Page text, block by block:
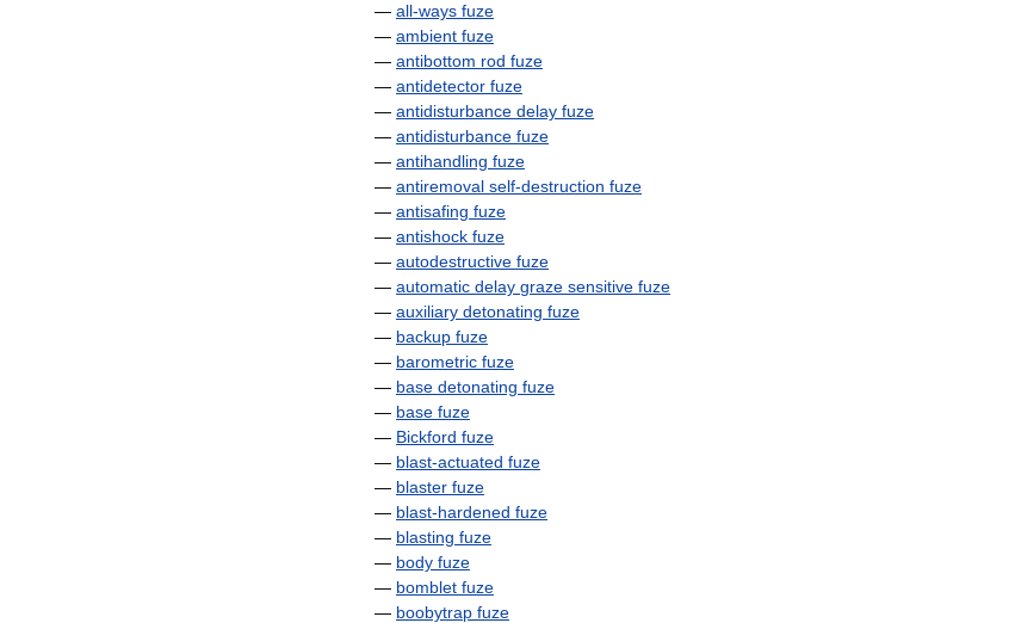
— all-ways fuze
— ambient fuze
— antibottom rod fuze
— antidetector fuze
— antidisturbance delay fuze
— antidisturbance fuze
— antihandling fuze
— antiremoval self-destruction fuze
— antisafing fuze
— antishock fuze
— autodestructive fuze
— automatic delay graze sensitive fuze
— auxiliary detonating fuze
— backup fuze
— barometric fuze
— base detonating fuze
— base fuze
— Bickford fuze
— blast-actuated fuze
— blaster fuze
— blast-hardened fuze
— blasting fuze
— body fuze
— bomblet fuze
— boobytrap fuze